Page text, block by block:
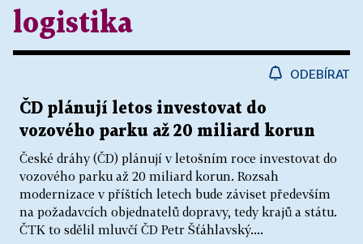
logistika
ODEBÍRAT
ČD plánují letos investovat do
vozového parku až 20 miliard korun
České dráhy (ČD) plánují v letošním roce investovat do
vozového parku až 20 miliard korun. Rozsah
modernizace v příštích letech bude záviset především
na požadavcích objednatelů dopravy, tedy krajů a státu.
ČTK to sdělil mluvčí ČD Petr Šťáhlavský....